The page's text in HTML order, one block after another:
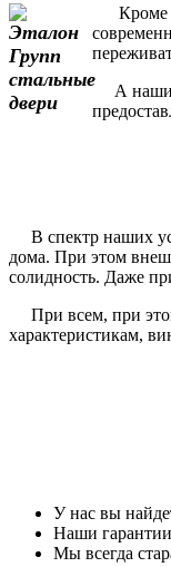
Кроме
А наши
В спектр наших
дома. При этом
солидность. Даже
При всем, при
характеристикам,
У нас вы
Наши
Мы всегда